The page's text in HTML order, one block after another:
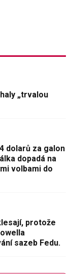
„trvalou
dolarů za galon
dopadá na
volbami do
protože
sazeb Fedu.